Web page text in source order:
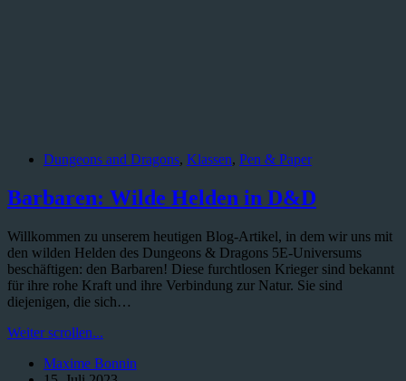
Dungeons and Dragons, Klassen, Pen & Paper
Barbaren: Wilde Helden in D&D
Willkommen zu unserem heutigen Blog-Artikel, in dem wir uns mit
den wilden Helden des Dungeons & Dragons 5E-Universums
beschäftigen: den Barbaren! Diese furchtlosen Krieger sind bekannt
für ihre rohe Kraft und ihre Verbindung zur Natur. Sie sind
diejenigen, die sich…
Weiter scrollen...
Helden
Maxime Bonnin